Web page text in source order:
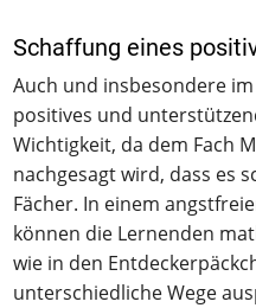
Schaffung eines
Auch und insbesondere
positives und
Wichtigkeit, da dem Fach
nachgesagt wird, dass es
Fächer. In einem
können die Lernenden
wie in den
unterschiedliche Wege